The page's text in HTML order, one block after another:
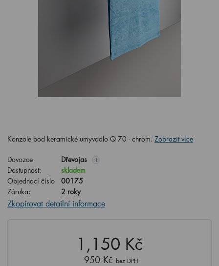
Konzole pod keramické umyvadlo Q 70 - chrom. Zobrazit více
Dovozce Dřevojas i
Dostupnost:
skladem
Objednací číslo
00175
Záruka:
2 roky
Zkopírovat detailní informace
1,150 Kč
950 Kč bez DPH